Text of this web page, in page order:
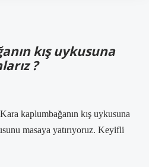
kış uykusuna
?
kaplumbağanın kış uykusuna
masaya yatırıyoruz. Keyifli